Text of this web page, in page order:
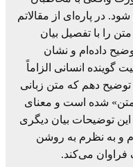
در پاره‌ای از مقالاتم
را با تفصیل بیان
داده‌ام و نشان
گوینده انسانی الزاماً
دهم که متن زبانی
شده است و معنای
توضیحات بیان دیگری
و به نظرم به روشن
فراوان می‌کند.